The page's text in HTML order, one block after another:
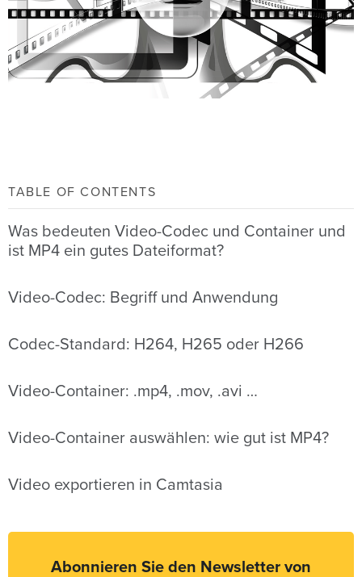
TABLE OF CONTENTS
Was bedeuten Video-Codec und Container und
ist MP4 ein gutes Dateiformat?
Video-Codec: Begriff und Anwendung
Codec-Standard: H264, H265 oder H266
Video-Container: .mp4, .mov, .avi …
Video-Container auswählen: wie gut ist MP4?
Video exportieren in Camtasia
Abonnieren Sie den Newsletter von